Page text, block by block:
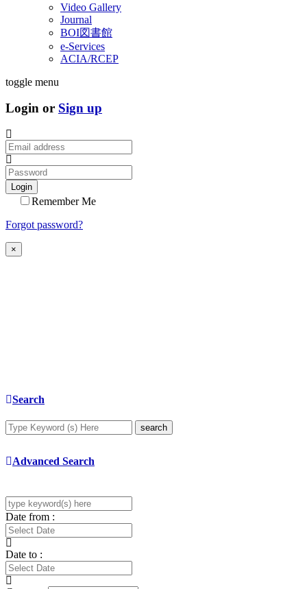
Video Gallery
Journal
BOI図書館
e-Services
ACIA/RCEP
toggle menu
Login or Sign up
Login
Remember Me
Forgot password?
×
Search
search
Advanced Search
Date from :
Date to :